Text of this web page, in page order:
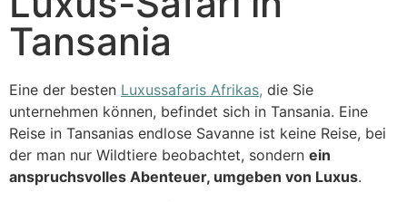
Tansania
Eine der besten Luxussafaris Afrikas, die Sie
unternehmen können, befindet sich in Tansania. Eine
Reise in Tansanias endlose Savanne ist keine Reise, bei
der man nur Wildtiere beobachtet, sondern ein
anspruchsvolles Abenteuer, umgeben von Luxus.